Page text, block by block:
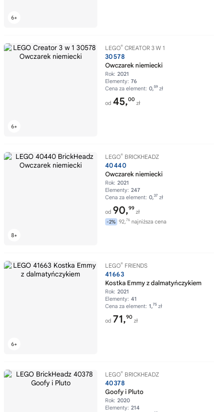
LEGO® CREATOR 3 W 1
30578
Owczarek niemiecki
Rok: 2021
Elementy: 76
Cena za element: 0,59 zł
od 45,00
zł
LEGO® BRICKHEADZ
40440
Owczarek niemiecki
Rok: 2021
Elementy: 247
Cena za element: 0,37 zł
od 90,99
zł
-2% 92,76 najniższa cena
LEGO® FRIENDS
41663
Kostka Emmy z dalmatyńczykiem
Rok: 2021
Elementy: 41
Cena za element: 1,75 zł
od 71,90
zł
LEGO® BRICKHEADZ
40378
Goofy i Pluto
Rok: 2020
Elementy: 214